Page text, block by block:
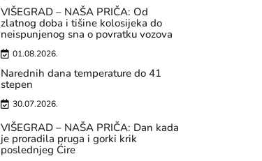
VIŠEGRAD – NAŠA PRIČA: Od
zlatnog doba i tišine kolosijeka do
neispunjenog sna o povratku vozova
01.08.2026.
Narednih dana temperature do 41
stepen
30.07.2026.
VIŠEGRAD – NAŠA PRIČA: Dan kada
je proradila pruga i gorki krik
poslednjeg Ćire